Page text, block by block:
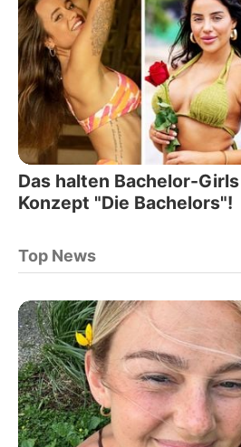
Das halten Bachelor-
Konzept "Die Bachelors"!
Top News